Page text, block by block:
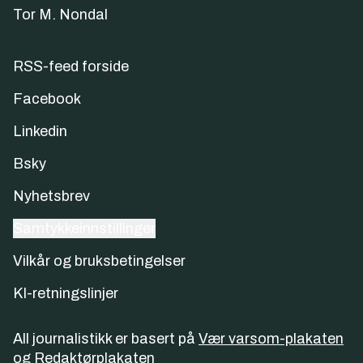
Tor M. Nondal
RSS-feed forside
Facebook
Linkedin
Bsky
Nyhetsbrev
Vilkår og bruksbetingelser
KI-retningslinjer
All journalistikk er basert på Vær varsom-plakaten
og Redaktørplakaten